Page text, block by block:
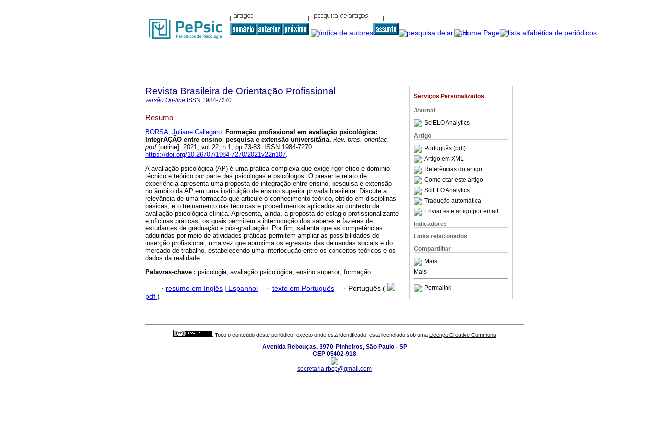
Serviços Personalizados
Journal
SciELO Analytics
Artigo
Português (pdf)
Artigo em XML
Referências do artigo
Como citar este artigo
SciELO Analytics
Tradução automática
Enviar este artigo por email
Indicadores
Links relacionados
Compartilhar
Mais
Mais
Permalink
Revista Brasileira de Orientação Profissional
versão On-line ISSN 1984-7270
Resumo
BORSA, Juliane Callegaro. Formação profissional em avaliação psicológica:
IntegrAÇÃO entre ensino, pesquisa e extensão universitária. Rev. bras. orientac.
prof[online]. 2021, vol.22, n.1, pp.73-83. ISSN 1984-7270.
https://doi.org/10.26707/1984-7270/2021v22n107.
A avaliação psicológica (AP) é uma prática complexa que exige rigor ético e domínio
técnico e teórico por parte das psicólogas e psicólogos. O presente relato de
experiência apresenta uma proposta de integração entre ensino, pesquisa e extensão
no âmbito da AP em uma instituição de ensino superior privada brasileira. Discute a
relevância de uma formação que articule o conhecimento teórico, obtido em disciplinas
básicas, e o treinamento nas técnicas e procedimentos aplicados ao contexto da
avaliação psicológica clínica. Apresenta, ainda, a proposta de estágio profissionalizante
e oficinas práticas, os quais permitem a interlocução dos saberes e fazeres de
estudantes de graduação e pós-graduação. Por fim, salienta que as competências
adquiridas por meio de atividades práticas permitem ampliar as possibilidades de
inserção profissional, uma vez que aproxima os egressos das demandas sociais e do
mercado de trabalho, estabelecendo uma interlocução entre os conceitos teóricos e os
dados da realidade.
Palavras-chave : psicologia; avaliação psicológica; ensino superior; formação.
· resumo em Inglês | Espanhol · texto em Português · Português (
pdf )
Todo o conteúdo deste periódico, exceto onde está identificado, está licenciado sob uma Licença Creative Commons
Avenida Rebouças, 3970, Pinheiros, São Paulo - SP
CEP 05402-918
secretaria.rbop@gmail.com